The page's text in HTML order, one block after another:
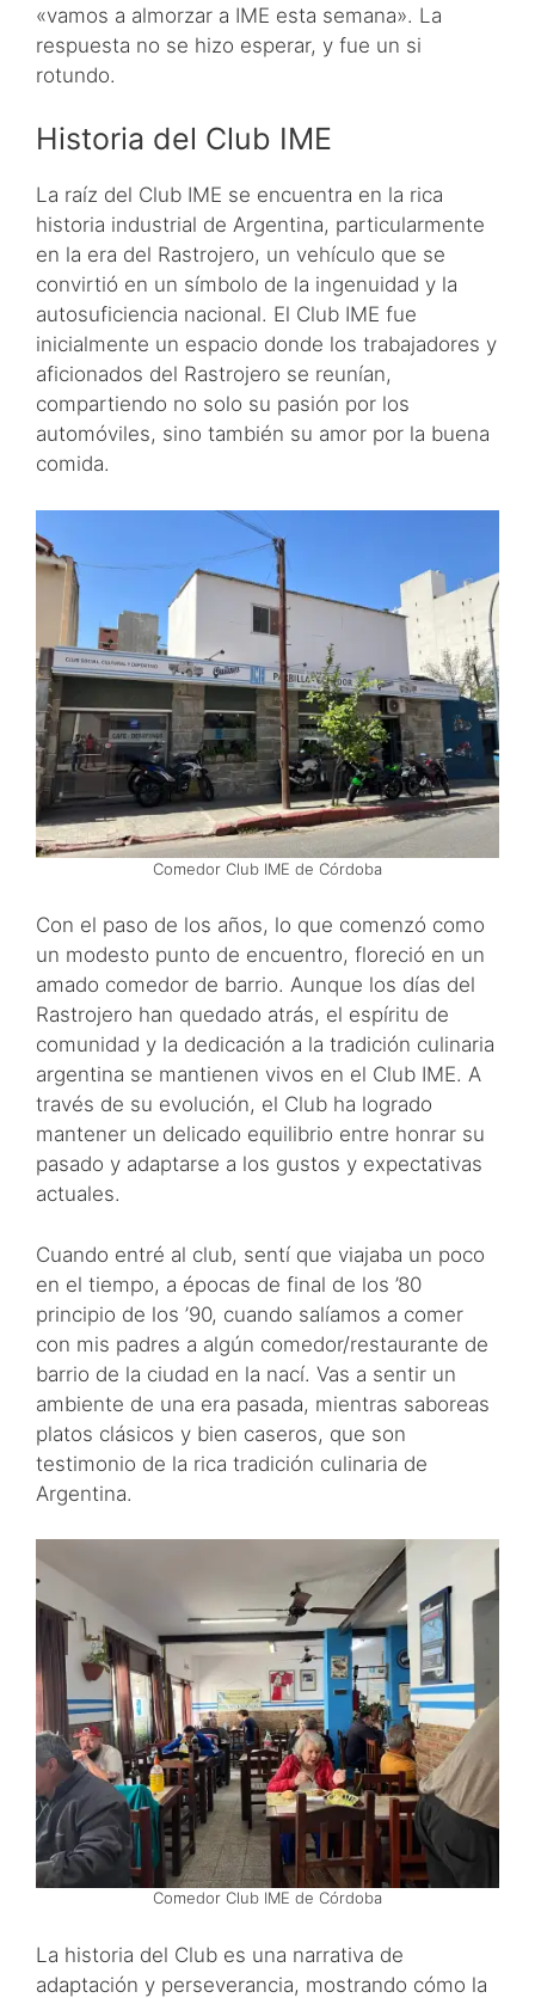
«vamos a almorzar a IME esta semana». La
respuesta no se hizo esperar, y fue un si
rotundo.
Historia del Club IME
La raíz del Club IME se encuentra en la rica
historia industrial de Argentina, particularmente
en la era del Rastrojero, un vehículo que se
convirtió en un símbolo de la ingenuidad y la
autosuficiencia nacional. El Club IME fue
inicialmente un espacio donde los trabajadores y
aficionados del Rastrojero se reunían,
compartiendo no solo su pasión por los
automóviles, sino también su amor por la buena
comida.
Comedor Club IME de Córdoba
Con el paso de los años, lo que comenzó como
un modesto punto de encuentro, floreció en un
amado comedor de barrio. Aunque los días del
Rastrojero han quedado atrás, el espíritu de
comunidad y la dedicación a la tradición culinaria
argentina se mantienen vivos en el Club IME. A
través de su evolución, el Club ha logrado
mantener un delicado equilibrio entre honrar su
pasado y adaptarse a los gustos y expectativas
actuales.
Cuando entré al club, sentí que viajaba un poco
en el tiempo, a épocas de final de los ’80
principio de los ’90, cuando salíamos a comer
con mis padres a algún comedor/restaurante de
barrio de la ciudad en la nací. Vas a sentir un
ambiente de una era pasada, mientras saboreas
platos clásicos y bien caseros, que son
testimonio de la rica tradición culinaria de
Argentina.
Comedor Club IME de Córdoba
La historia del Club es una narrativa de
adaptación y perseverancia, mostrando cómo la